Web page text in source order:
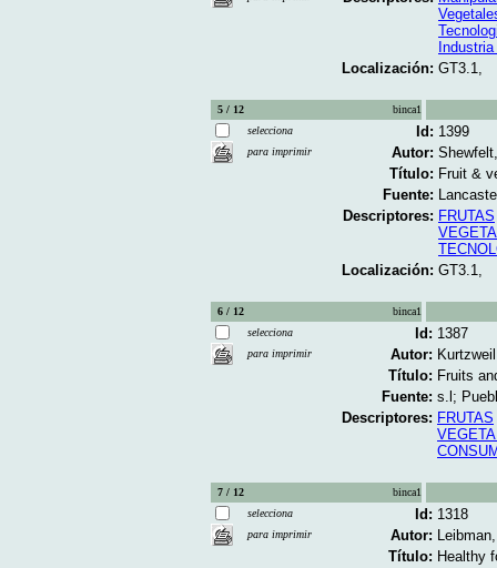
Localización: GT3.1,
5 / 12
binca1
selecciona
para imprimir
Id: 1399
Autor:
Título: Fruit &
Fuente:
Descriptores: FRUTAS
Localización: GT3.1,
6 / 12
binca1
selecciona
para imprimir
Id: 1387
Autor:
Título: Fruits
Fuente: s.l;
Descriptores: FRUTAS
7 / 12
binca1
selecciona
para imprimir
Id: 1318
Autor:
Título: Healthy